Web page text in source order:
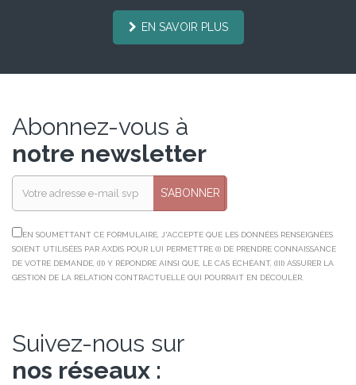
EN SAVOIR PLUS
Abonnez-vous à
notre newsletter
S’ABONNER
EN SOUMETTANT CE FORMULAIRE, J'ACCEPTE QUE LES DONNÉES RENSEIGNÉES
SOIENT UTILISÉES PAR AXDIS POUR LUI PERMETTRE (I) DE PRENDRE CONNAISSANCE
DE VOTRE DEMANDE, (II) Y RÉPONDRE AINSI QUE, LE CAS ÉCHÉANT, (III) ASSURER LA
GESTION DE LA RELATION CONTRACTUELLE QUI POURRAIT EN DÉCOULER.
Suivez-nous sur
nos réseaux :